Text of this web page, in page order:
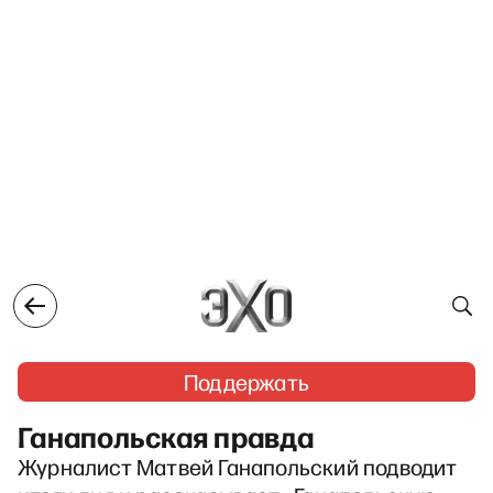
Поддержать
Ганапольская правда
Журналист Матвей Ганапольский подводит